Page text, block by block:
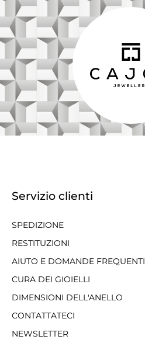
Servizio clienti
SPEDIZIONE
RESTITUZIONI
AIUTO E DOMANDE FREQUENTI
CURA DEI GIOIELLI
DIMENSIONI DELL'ANELLO
CONTATTATECI
NEWSLETTER